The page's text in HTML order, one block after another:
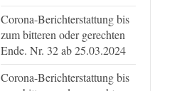
Corona-Berichterstattung bis
zum bitteren oder gerechten
Ende. Nr. 32 ab 25.03.2024
Corona-Berichterstattung bis